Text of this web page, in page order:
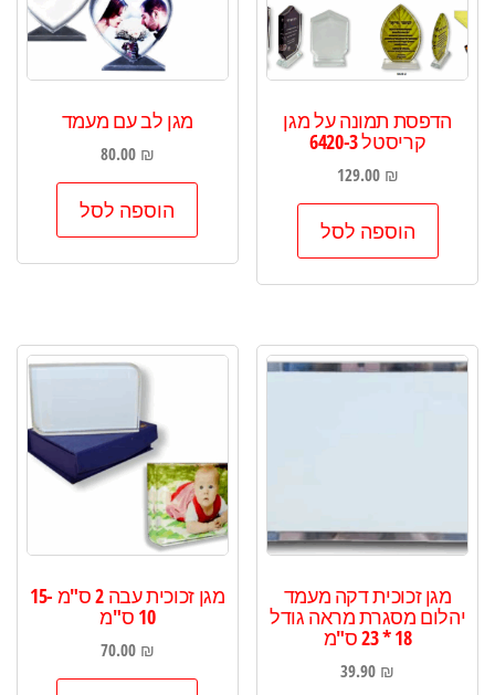
הדפסת תמונה על מגן
קריסטל 6420-3
129.00 ₪
הוספה לסל
מגן לב עם מעמד
80.00 ₪
הוספה לסל
מגן זכוכית דקה מעמד
יהלום מסגרת מראה גודל
18 * 23 ס"מ
39.90 ₪
מגן זכוכית עבה 2 ס"מ 15-
10 ס"מ
70.00 ₪